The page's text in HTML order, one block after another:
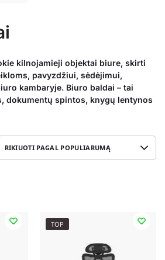
kilnojamieji objektai biure, skirti
pavyzdžiui, sėdėjimui,
kambaryje. Biuro baldai – tai
dokumentų spintos, knygų lentynos
TOP